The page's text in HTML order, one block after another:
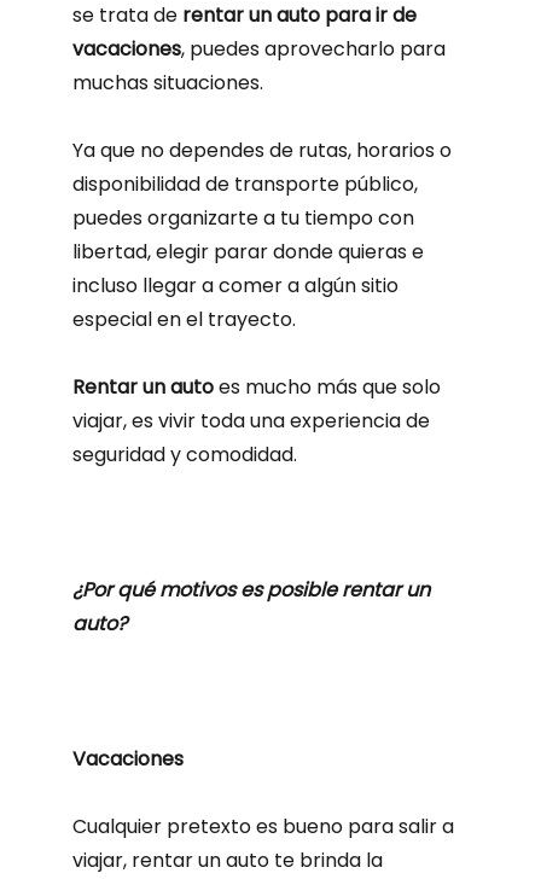
se trata derentar un auto para ir de
vacaciones, puedes aprovecharlo para
muchas situaciones.
Ya que no dependes de rutas, horarios o
disponibilidad de transporte público,
puedes organizarte a tu tiempo con
libertad, elegir parar donde quieras e
incluso llegar a comer a algún sitio
especial en el trayecto.
Rentar un autoes mucho más que solo
viajar, es vivir toda una experiencia de
seguridad y comodidad.
¿Por qué motivos es posible rentar un
auto?
Vacaciones
Cualquier pretexto es bueno para salir a
viajar, rentar un auto te brinda la